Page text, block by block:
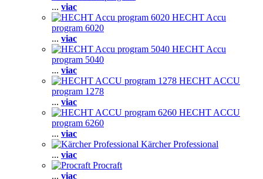
... viac
HECHT Accu
program 6020
... viac
HECHT Accu
program 5040
... viac
HECHT ACCU
program 1278
... viac
HECHT ACCU
program 6260
... viac
Kärcher Professional
... viac
Procraft
... viac